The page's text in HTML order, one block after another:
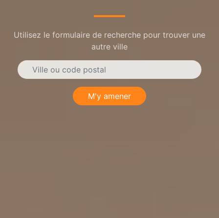
Utilisez le formulaire de recherche pour trouver une
autre ville
M'y amener